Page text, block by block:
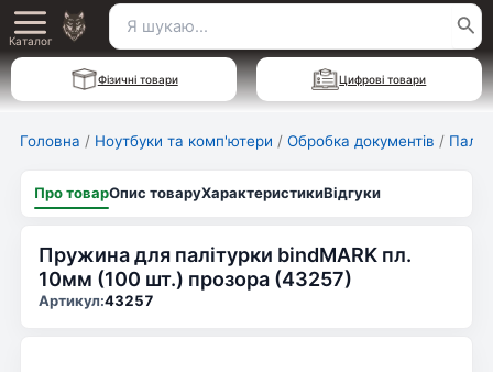
Перейти
до
вмісту
Main
Menu
Каталог
Пошук
для:
Фізичні товари Цифрові товари
Головна / Ноутбуки та комп'ютери / Обробка документів /
Про товарОпис товаруХарактеристикиВідгуки
Пружина для палітурки bindMARK пл.
10мм (100 шт.) прозора (43257)
Артикул:43257